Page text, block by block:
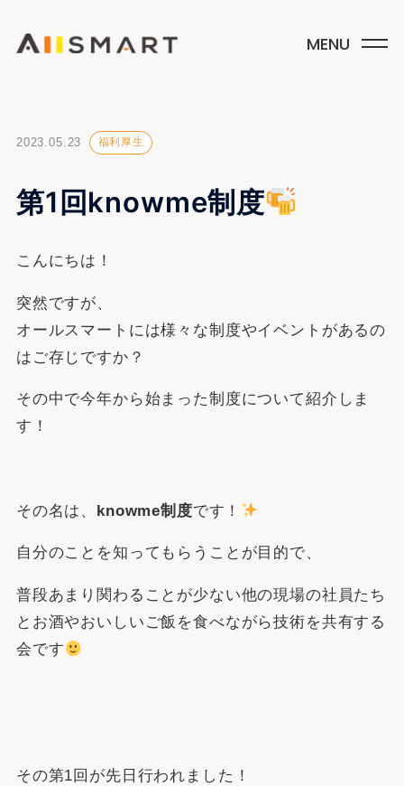
2023.05.23 福利厚生
第1回knowme制度
こんにちは！
突然ですが、
オールスマートには様々な制度やイベントがあるの
はご存じですか？
その中で今年から始まった制度について紹介しま
す！
その名は、 knowme制度です！
自分のことを知ってもらうことが目的で、
普段あまり関わることが少ない他の現場の社員たち
とお酒やおいしいご飯を食べながら技術を共有する
会です
その第1回が先日行われました！